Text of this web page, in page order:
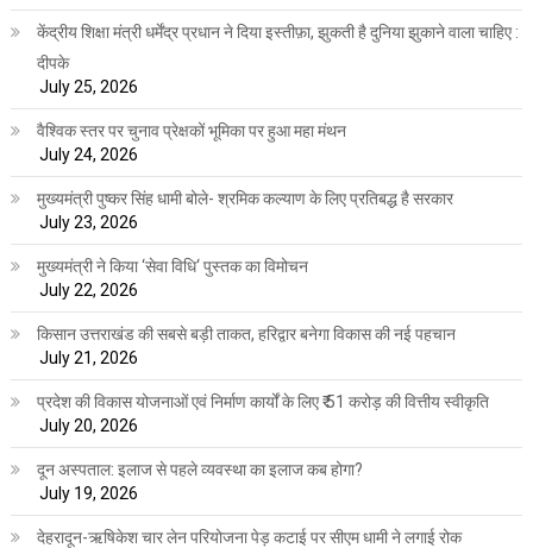
केंद्रीय शिक्षा मंत्री धर्मेंद्र प्रधान ने दिया इस्तीफ़ा, झुकती है दुनिया झुकाने वाला चाहिए :
दीपके
July 25, 2026
वैश्विक स्तर पर चुनाव प्रेक्षकों भूमिका पर हुआ महा मंथन
July 24, 2026
मुख्यमंत्री पुष्कर सिंह धामी बोले- श्रमिक कल्याण के लिए प्रतिबद्ध है सरकार
July 23, 2026
मुख्यमंत्री ने किया ‘सेवा विधि‘ पुस्तक का विमोचन
July 22, 2026
किसान उत्तराखंड की सबसे बड़ी ताकत, हरिद्वार बनेगा विकास की नई पहचान
July 21, 2026
प्रदेश की विकास योजनाओं एवं निर्माण कार्यों के लिए ₹ 51 करोड़ की वित्तीय स्वीकृति
July 20, 2026
दून अस्पताल: इलाज से पहले व्यवस्था का इलाज कब होगा?
July 19, 2026
देहरादून-ऋषिकेश चार लेन परियोजना पेड़ कटाई पर सीएम धामी ने लगाई रोक